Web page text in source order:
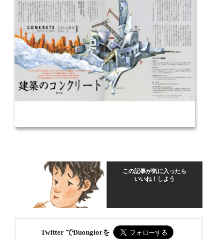
この記事が気に入ったら
いいね！しよう
Twitter でBuongiorを